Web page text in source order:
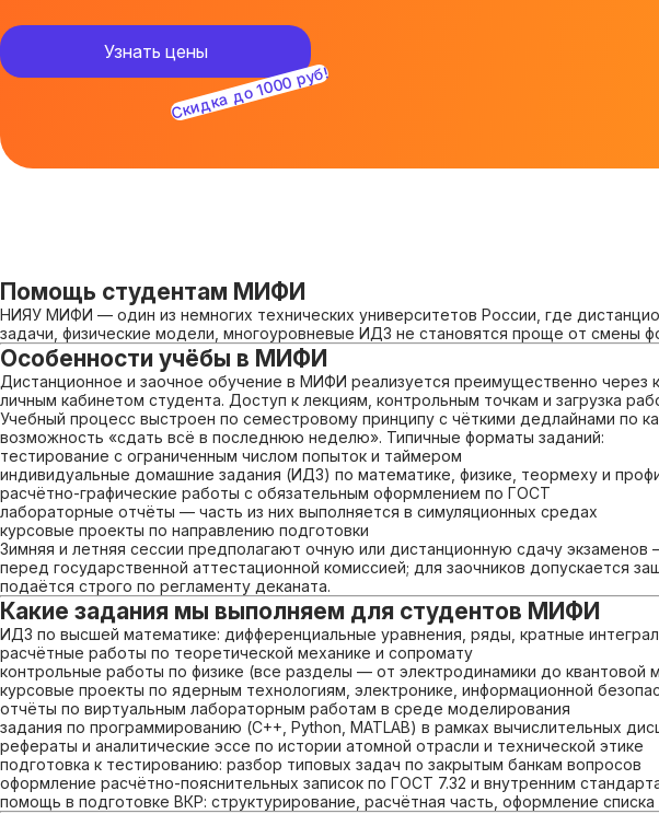
Узнать цены
Скидка до 1000 руб!
Помощь студентам МИФИ
НИЯУ МИФИ — один из немногих технических университетов России, где
задачи, физические модели, многоуровневые ИДЗ не становятся проще от смены
Особенности учёбы в МИФИ
Дистанционное и заочное обучение в МИФИ реализуется преимущественно
личным кабинетом студента. Доступ к лекциям, контрольным точкам и загрузка
Учебный процесс выстроен по семестровому принципу с чёткими дедлайнами по
возможность «сдать всё в последнюю неделю». Типичные форматы заданий:
тестирование с ограниченным числом попыток и таймером
индивидуальные домашние задания (ИДЗ) по математике, физике, теормеху и
расчётно-графические работы с обязательным оформлением по ГОСТ
лабораторные отчёты — часть из них выполняется в симуляционных средах
курсовые проекты по направлению подготовки
Зимняя и летняя сессии предполагают очную или дистанционную сдачу
перед государственной аттестационной комиссией; для заочников допускается
подаётся строго по регламенту деканата.
Какие задания мы выполняем для студентов МИФИ
ИДЗ по высшей математике: дифференциальные уравнения, ряды, кратные
расчётные работы по теоретической механике и сопромату
контрольные работы по физике (все разделы — от электродинамики до квантовой
курсовые проекты по ядерным технологиям, электронике, информационной
отчёты по виртуальным лабораторным работам в среде моделирования
задания по программированию (C++, Python, MATLAB) в рамках вычислительных
рефераты и аналитические эссе по истории атомной отрасли и технической этике
подготовка к тестированию: разбор типовых задач по закрытым банкам вопросов
оформление расчётно-пояснительных записок по ГОСТ 7.32 и внутренним
помощь в подготовке ВКР: структурирование, расчётная часть, оформление